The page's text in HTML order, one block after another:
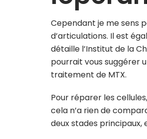
Cependant je me sens
d’articulations. Il est
détaille l’Institut de la
pourrait vous suggérer
traitement de MTX.
Pour réparer les
cela n’a rien de
deux stades principaux,